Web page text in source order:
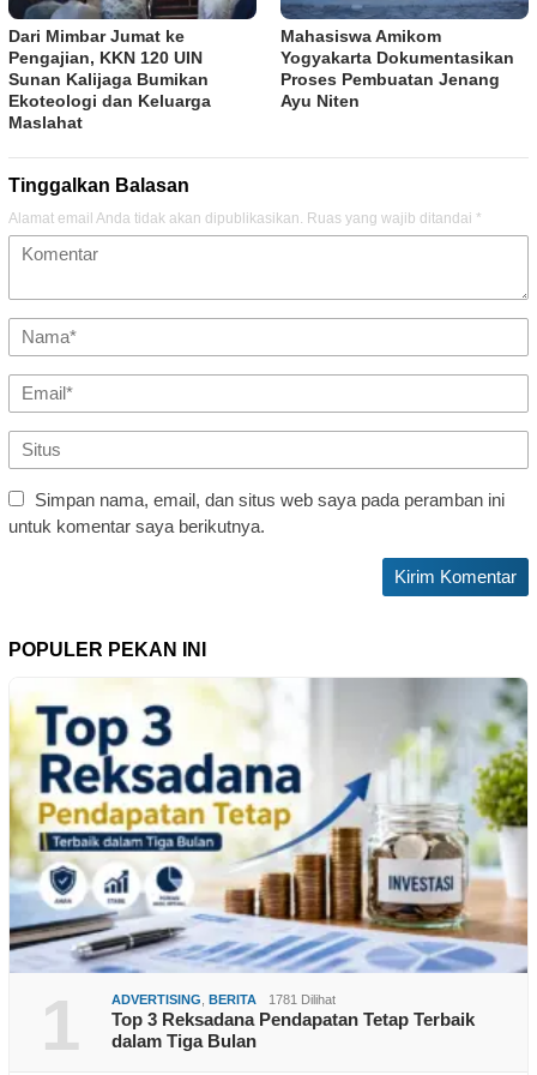
Dari Mimbar Jumat ke
Pengajian, KKN 120 UIN
Sunan Kalijaga Bumikan
Ekoteologi dan Keluarga
Maslahat
Mahasiswa Amikom
Yogyakarta Dokumentasikan
Proses Pembuatan Jenang
Ayu Niten
Tinggalkan Balasan
Alamat email Anda tidak akan dipublikasikan. Ruas yang wajib ditandai *
Simpan nama, email, dan situs web saya pada peramban ini
untuk komentar saya berikutnya.
POPULER PEKAN INI
1 ADVERTISING BERITA 1781 Dilihat
Top 3 Reksadana Pendapatan Tetap Terbaik
dalam Tiga Bulan